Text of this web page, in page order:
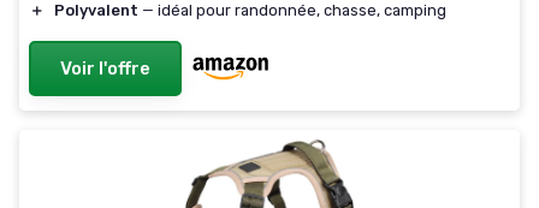
＋
Polyvalent — idéal pour randonnée, chasse, camping
Voir l'offre